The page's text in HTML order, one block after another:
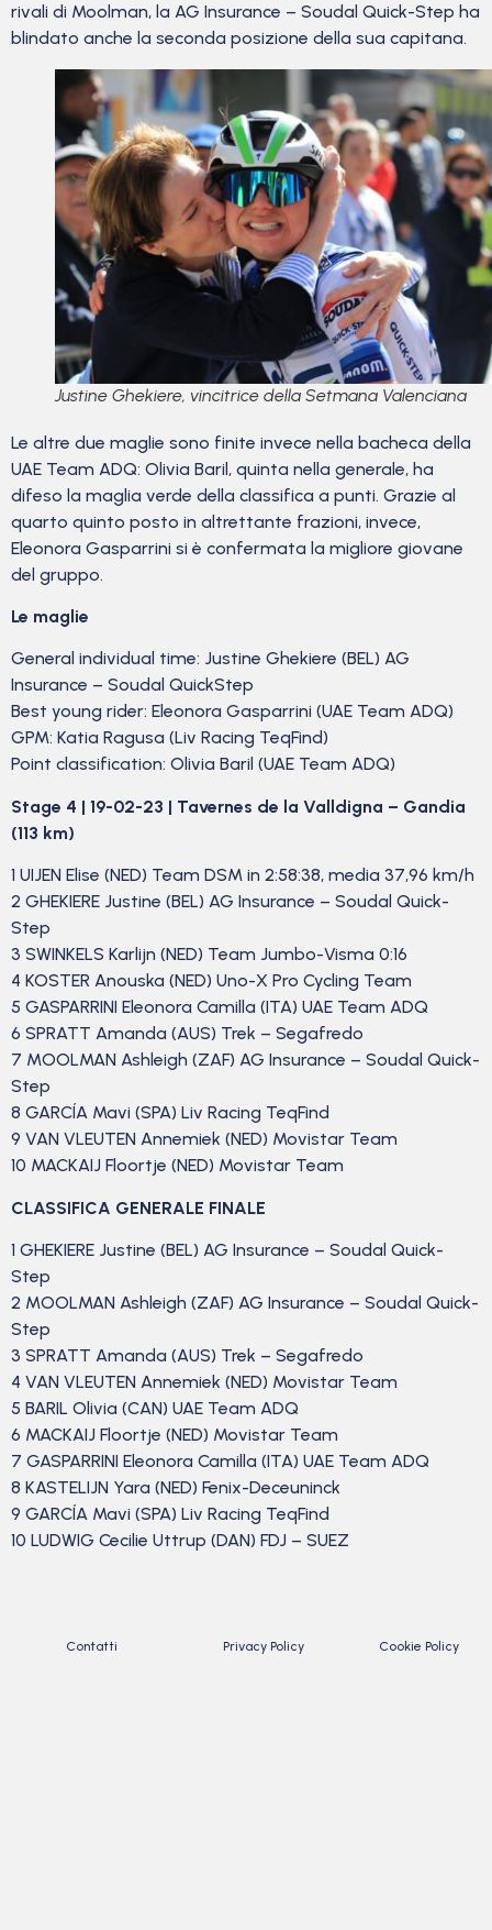
rivali di Moolman, la AG Insurance – Soudal Quick-Step ha
blindato anche la seconda posizione della sua capitana.
Justine Ghekiere, vincitrice della Setmana Valenciana
Le altre due maglie sono finite invece nella bacheca della
UAE Team ADQ: Olivia Baril, quinta nella generale, ha
difeso la maglia verde della classifica a punti. Grazie al
quarto quinto posto in altrettante frazioni, invece,
Eleonora Gasparrini si è confermata la migliore giovane
del gruppo.
Le maglie
General individual time: Justine Ghekiere (BEL) AG
Insurance – Soudal QuickStep
Best young rider: Eleonora Gasparrini (UAE Team ADQ)
GPM: Katia Ragusa (Liv Racing TeqFind)
Point classification: Olivia Baril (UAE Team ADQ)
Stage 4 | 19-02-23 | Tavernes de la Valldigna – Gandia
(113 km)
1 UIJEN Elise (NED) Team DSM in 2:58:38, media 37,96 km/h
2 GHEKIERE Justine (BEL) AG Insurance – Soudal Quick-
Step
3 SWINKELS Karlijn (NED) Team Jumbo-Visma 0:16
4 KOSTER Anouska (NED) Uno-X Pro Cycling Team
5 GASPARRINI Eleonora Camilla (ITA) UAE Team ADQ
6 SPRATT Amanda (AUS) Trek – Segafredo
7 MOOLMAN Ashleigh (ZAF) AG Insurance – Soudal Quick-
Step
8 GARCÍA Mavi (SPA) Liv Racing TeqFind
9 VAN VLEUTEN Annemiek (NED) Movistar Team
10 MACKAIJ Floortje (NED) Movistar Team
CLASSIFICA GENERALE FINALE
1 GHEKIERE Justine (BEL) AG Insurance – Soudal Quick-
Step
2 MOOLMAN Ashleigh (ZAF) AG Insurance – Soudal Quick-
Step
3 SPRATT Amanda (AUS) Trek – Segafredo
4 VAN VLEUTEN Annemiek (NED) Movistar Team
5 BARIL Olivia (CAN) UAE Team ADQ
6 MACKAIJ Floortje (NED) Movistar Team
7 GASPARRINI Eleonora Camilla (ITA) UAE Team ADQ
8 KASTELIJN Yara (NED) Fenix-Deceuninck
9 GARCÍA Mavi (SPA) Liv Racing TeqFind
10 LUDWIG Cecilie Uttrup (DAN) FDJ – SUEZ
Contatti Privacy Policy Cookie Policy